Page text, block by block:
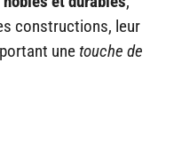
constructions, leur
unetouche de